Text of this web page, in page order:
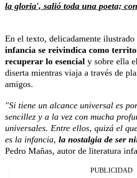
la gloria', salió toda una poeta;
En el texto, delicadamente
infancia se reivindica como
recuperar lo esencial y sobre ella
diserta mientras viaja a través de
amigos.
"Si tiene un alcance universal es
sencillez y a la vez con mucha
universales. Entre ellos, quizá el
es la infancia, la nostalgia de ser
Pedro Mañas, autor de literatura
PUBLICIDAD